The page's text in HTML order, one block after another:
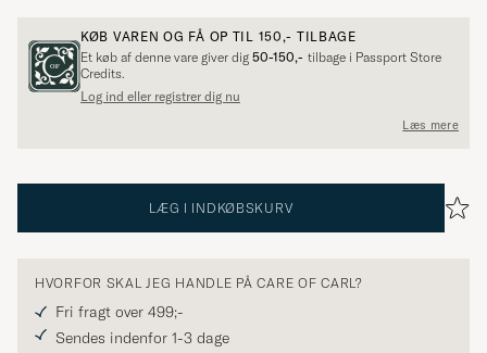
KØB VAREN OG FÅ OP TIL 150,- TILBAGE
Et køb af denne vare giver dig 50-150,- tilbage i Passport Store
Credits.
Log ind eller registrer dig nu
Læs mere
LÆG I INDKØBSKURV
HVORFOR SKAL JEG HANDLE PÅ CARE OF CARL?
Fri fragt over 499;-
Sendes indenfor 1-3 dage